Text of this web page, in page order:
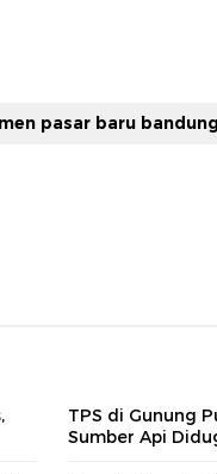
pasar baru bandung
TPS di Gunung
Sumber Api